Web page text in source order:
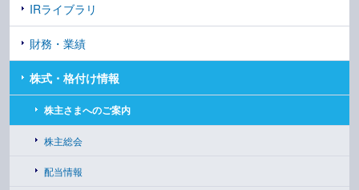
IRライブラリ
財務・業績
株式・格付け情報
株主さまへのご案内
株主総会
配当情報